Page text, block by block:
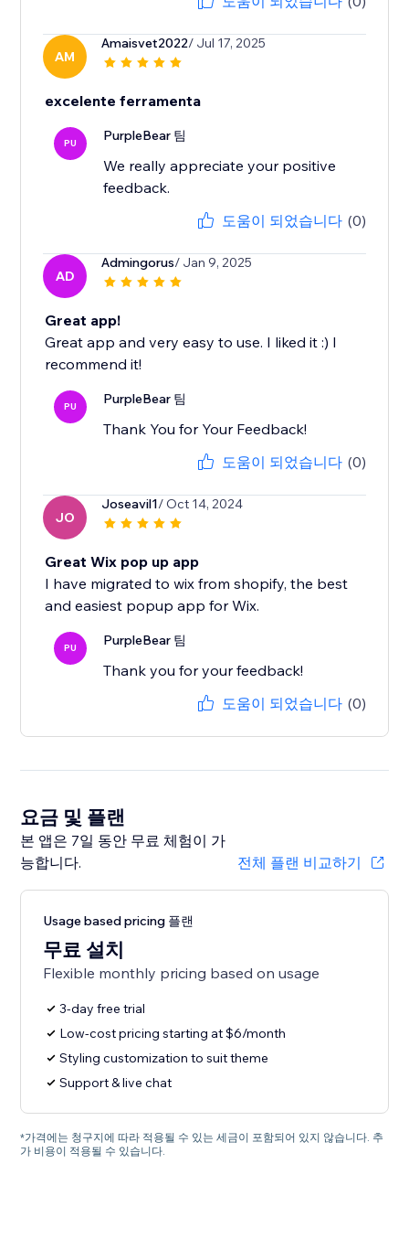
AM
Amaisvet2022/ Jul 17, 2025
excelente ferramenta
PU PurpleBear 팀
We really appreciate your positive
feedback.
도움이 되었습니다 (0)
AD
Admingorus/ Jan 9, 2025
Great app!
Great app and very easy to use. I liked it :) I
recommend it!
PU PurpleBear 팀
Thank You for Your Feedback!
도움이 되었습니다 (0)
JO
Joseavil1/ Oct 14, 2024
Great Wix pop up app
I have migrated to wix from shopify, the best
and easiest popup app for Wix.
PU PurpleBear 팀
Thank you for your feedback!
도움이 되었습니다 (0)
요금 및 플랜
본 앱은 7일 동안 무료 체험이 가
능합니다.
전체 플랜 비교하기
Usage based pricing 플랜
무료 설치
Flexible monthly pricing based on usage
3-day free trial
Low-cost pricing starting at $6/month
Styling customization to suit theme
Support & live chat
*가격에는 청구지에 따라 적용될 수 있는 세금이 포함되어 있지 않습니다. 추
가 비용이 적용될 수 있습니다.